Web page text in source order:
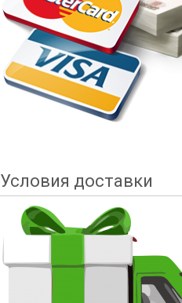
Условия доставки